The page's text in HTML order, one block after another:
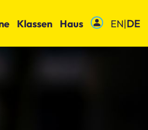
Klassen Haus EN|DE